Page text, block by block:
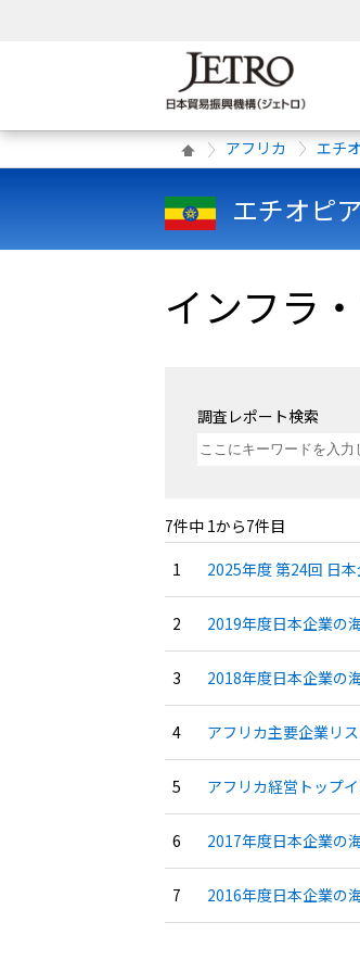
アフリカ エチ
エチオピア
インフラ
調査レポート検索
7件中 1から7件目
2025年度 第24回 日
2019年度日本企業の
2018年度日本企業の
アフリカ主要企業リ
アフリカ経営トップ
2017年度日本企業の
2016年度日本企業の